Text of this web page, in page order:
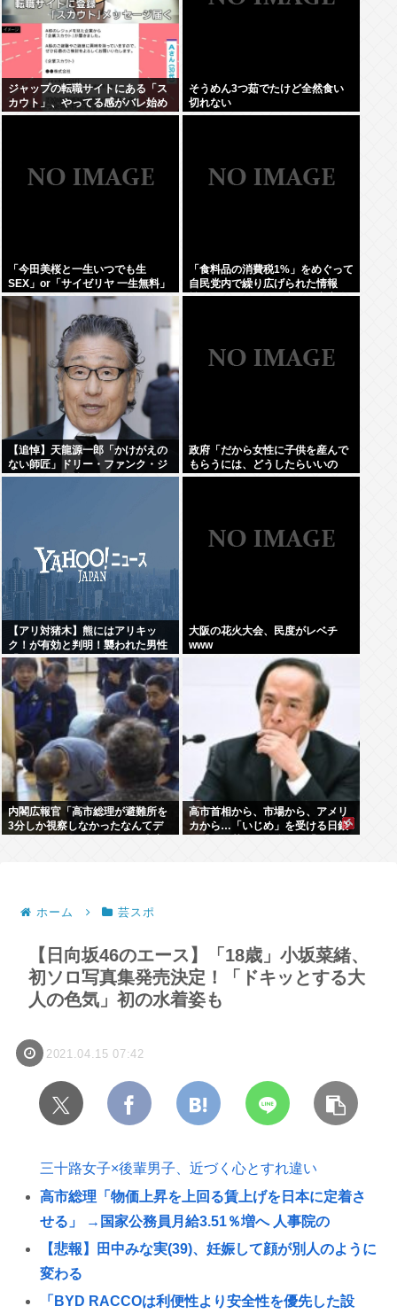
ジャップの転職サイトにある「ス
カウト」、やってる感がバレ始め
るwww
そうめん3つ茹でたけど全然食い
切れない
「今田美桜と一生いつでも生
SEX」or「サイゼリヤ 一生無料」
www
「食料品の消費税1%」をめぐって
自民党内で繰り広げられた情報
戦…！ウソまで飛び交った密室会
【追悼】天龍源一郎「かけがえの
ない師匠」ドリー・ファンク・ジ
ュニアさん追悼
政府「だから女性に子供を産んで
もらうには、どうしたらいいの
よ;;」
【アリ対猪木】熊にはアリキッ
ク！が有効と判明！襲われた男性
「アリキックで追っ払った」
大阪の花火大会、民度がレベチ
www
内閣広報官「高市総理が避難所を
3分しか視察しなかったなんてデ
高市首相から、市場から、アメリ
カから…「いじめ」を受ける日銀
ホーム 芸スポ
【日向坂46のエース】「18歳」小坂菜緒、
初ソロ写真集発売決定！「ドキッとする大
人の色気」初の水着姿も
2021.04.15 07:42
三十路女子×後輩男子、近づく心とすれ違い
高市総理「物価上昇を上回る賃上げを日本に定着さ
せる」 →国家公務員月給3.51％増へ 人事院の
【悲報】田中みな実(39)、妊娠して顔が別人のように
変わる
「BYD RACCOは利便性より安全性を優先した設